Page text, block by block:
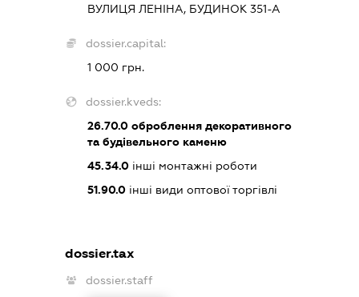
ВУЛИЦЯ ЛЕНІНА, БУДИНОК 351-А
dossier.capital:
1 000 грн.
dossier.kveds:
26.70.0оброблення декоративного
та будівельного каменю
45.34.0інші монтажні роботи
51.90.0інші види оптової торгівлі
dossier.tax
dossier.staff